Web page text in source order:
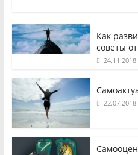
Как
советы
24.11.2018
22.07.2018